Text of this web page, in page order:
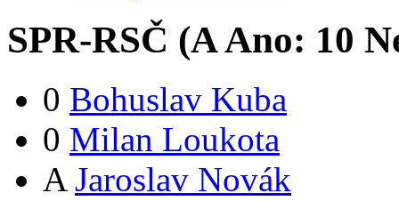
SPR-RSČ (AAno: 10
0 Bohuslav Kuba
0 Milan Loukota
A Jaroslav Novák